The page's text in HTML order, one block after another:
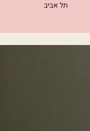
תל אביב